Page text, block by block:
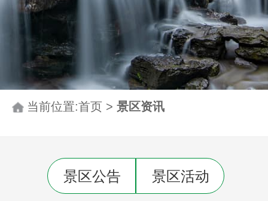
当前位置:首页 > 景区资讯
景区公告 景区活动